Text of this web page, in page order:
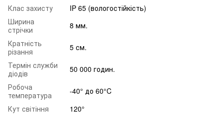
Клас захисту
IP 65 (вологостійкість)
Ширина
стрічки
8 мм.
Кратність
різання
5 см.
Термін служби
діодів
50 000 годин.
Робоча
температура
-40° до 60°C
Кут світіння
120°